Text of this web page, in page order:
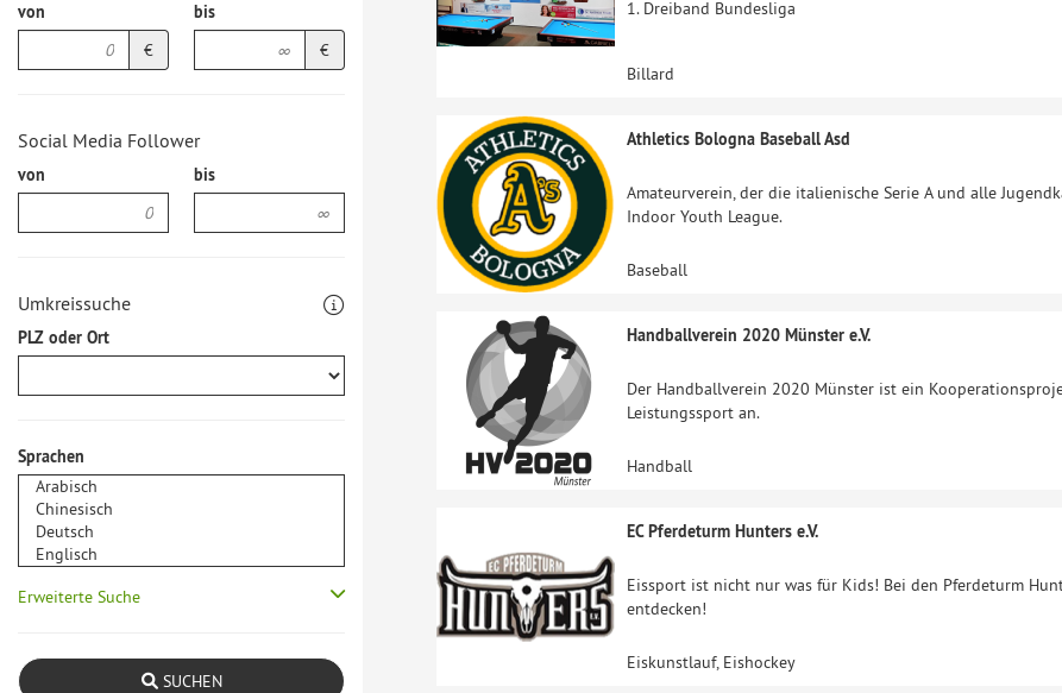
von
€
bis
€
Social Media Follower
von bis
Umkreissuche
PLZ oder Ort
Sprachen
Erweiterte Suche
SUCHEN
1. Dreiband Bundesliga
Billard
Athletics Bologna Baseball Asd
Amateurverein, der die italienische Serie A und alle
Indoor Youth League.
Baseball
Handballverein 2020 Münster e.V.
Der Handballverein 2020 Münster ist ein
Leistungssport an.
Handball
EC Pferdeturm Hunters e.V.
Eissport ist nicht nur was für Kids! Bei den Pferdeturm
entdecken!
Eiskunstlauf, Eishockey